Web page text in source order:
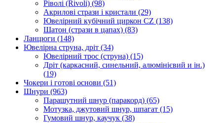
Ріволі (Rivoli) (98)
Акрилові стрази і кристали (29)
Ювелірний кубічний циркон CZ (138)
Шатон (стрази в цапах) (83)
Ланцюги (148)
Ювелірна струна, дріт (34)
Ювелірний трос (струна) (15)
Дріт (каркасний, синельний, алюмінієвий и ін.)
(19)
Чокери і готові основи (51)
Шнури (963)
Парашутний шнур (паракорд) (65)
Мотузка, джутовий шнур, шпагат (15)
Гумовий шнур, каучук (38)